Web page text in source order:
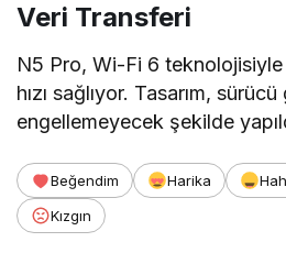
Veri Transferi
N5 Pro, Wi-Fi 6
hızı sağlıyor. Tasarım,
engellemeyecek şekilde
Beğendim Harika
Kızgın